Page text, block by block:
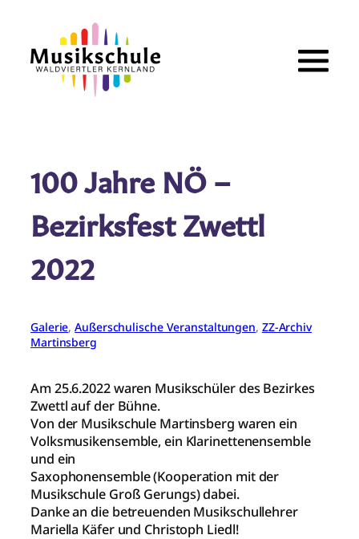
springen
100 Jahre NÖ –
Bezirksfest Zwettl
2022
Galerie, Außerschulische Veranstaltungen, ZZ-Archiv
Martinsberg
Am 25.6.2022 waren Musikschüler des Bezirkes
Zwettl auf der Bühne.
Von der Musikschule Martinsberg waren ein
Volksmusikensemble, ein Klarinettenensemble
und ein
Saxophonensemble (Kooperation mit der
Musikschule Groß Gerungs) dabei.
Danke an die betreuenden Musikschullehrer
Mariella Käfer und Christoph Liedl!